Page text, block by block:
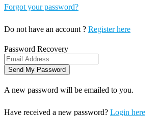
Forgot your password?
Do not have an account ? Register here
Password Recovery
A new password will be emailed to you.
Have received a new password? Login here